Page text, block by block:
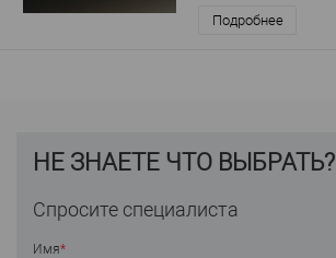
Подробнее
НЕ ЗНАЕТЕ ЧТО ВЫБРАТЬ?
Спросите специалиста
Имя*